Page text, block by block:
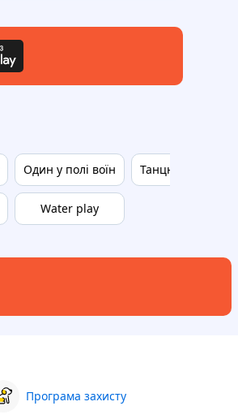
Один у полі воїн
Water play
Танцювальний
Програма захисту